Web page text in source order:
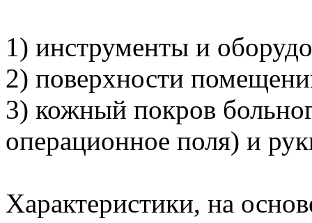
1) инструменты и
2) поверхности
3) кожный покров
операционное поля) и
Характеристики, на